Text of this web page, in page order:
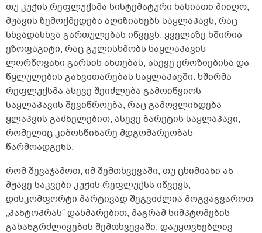
თუ კუჭის რეფლუქსმა სისტემატური ხასიათი მიიღო,
მჟავის ზემოქმედება აღიზიანებს საყლაპავს, რაც
სხვადასხვა გართულებას იწვევს. ყველაზე ხშირია
ეზოფაგიტი, რაც გულისხმობს საყლაპავის
ლორწოვანი გარსის ანთებას, ასევე ეროზიებისა და
წყლულების განვითარებას საყლაპავში. ხშირმა
რეფლუქსმა ასევე შეიძლება გამოიწვიოს
საყლაპავის შევიწროება, რაც გამოვლინდება
ყლაპვის გაძნელებით, ასევე ბარეტის საყლაპავი,
რომელიც კიბოსწინარე მდგომარეობას
წარმოადგენს.
რომ შევაჯამოთ, იმ შემთხვევაში, თუ ცხიმიანი ან
მჟავე საკვები კუჭის რეფლუქსს იწვევს,
დისკომფორტი მარტივად შეგვიძლია მოგვაგვაროთ
„პანტოპრას“ დახმარებით, მაგრამ სიმპტომების
გახანგრძლივების შემთხვევაში, დაუყოვნებლივ